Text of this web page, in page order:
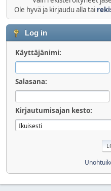
Ole hyvä ja kirjaudu alla tai
Log in
Käyttäjänimi:
Salasana:
Kirjautumisajan kesto: